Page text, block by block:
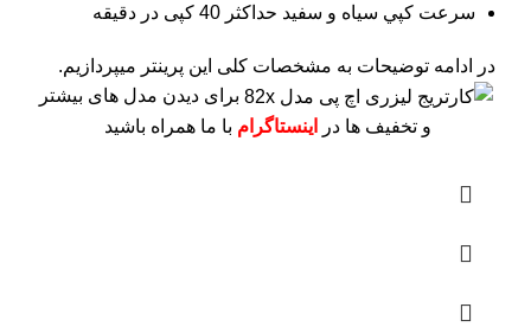
سرعت کپي سياه و سفيد حداکثر 40 کپی در دقیقه
در ادامه توضیحات به مشخصات کلی این پرینتر میپردازیم.
برای دیدن مدل های بیشتر
و تخفیف ها در
اینستاگرام با ما همراه باشید